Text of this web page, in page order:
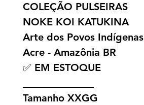
COLEÇÃO PULSEIRAS
NOKE KOI KATUKINA
Arte dos Povos Indígenas
Acre - Amazônia BR
✅ EM ESTOQUE
Tamanho XXGG